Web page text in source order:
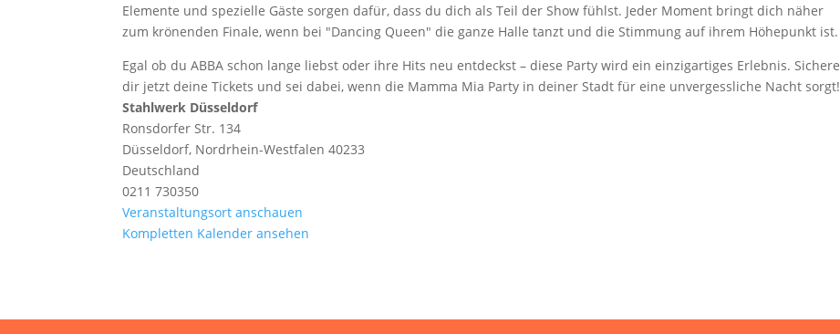
Elemente und spezielle Gäste sorgen dafür, dass du dich als Teil der Show fühlst. Jeder Moment bringt dich näher
zum krönenden Finale, wenn bei "Dancing Queen" die ganze Halle tanzt und die Stimmung auf ihrem Höhepunkt ist.
Egal ob du ABBA schon lange liebst oder ihre Hits neu entdeckst – diese Party wird ein einzigartiges Erlebnis. Sichere
dir jetzt deine Tickets und sei dabei, wenn die Mamma Mia Party in deiner Stadt für eine unvergessliche Nacht sorgt!
Stahlwerk Düsseldorf
Ronsdorfer Str. 134
Düsseldorf, Nordrhein-Westfalen 40233
Deutschland
0211 730350
Veranstaltungsort anschauen
Kompletten Kalender ansehen